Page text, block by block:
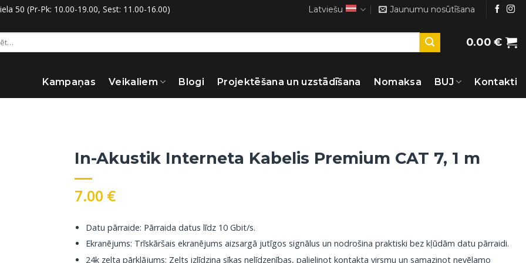
50 (Pr-Pk: 10.00-19.00, Sest: 11.00-16.00) Latviešu Jaunumu nosūtīšana
0.00€
Kampaņas Veikaliem Blogi Projektēšana un uzstādīšana Nomaksa BUJ Kontakti
In-Akustik Interneta Kabelis Premium CAT 7, 1 m
7.00 €
Datu pārraide: Pārraida datus līdz 10 Gbit/s.
Ekranējums: Trīskāršais ekranējums aizsargā jutīgos signālus un nodrošina praktiski bez kļūdām datu pārraidi.
24k zelta pārklājums: Zelts izlīdzina sīkas nelīdzenības, palielinot kontakta virsmu un samazinot nevēlamo